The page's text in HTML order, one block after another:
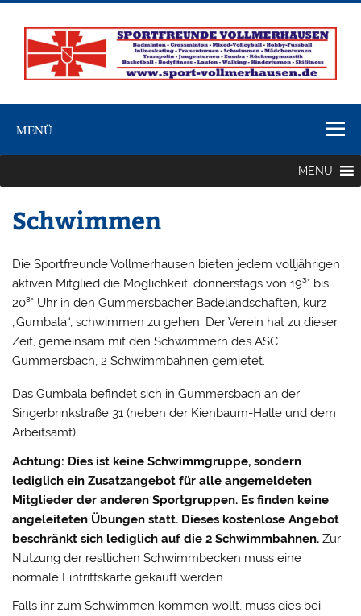
Zum
springen
Sportfreunde
1887/1908
Vollmerhausen
MENÜ
MENU
Schwimmen
Die Sportfreunde Vollmerhausen bieten jedem volljährigen
aktiven Mitglied die Möglichkeit, donnerstags von 19³° bis
20³° Uhr in den Gummersbacher Badelandschaften, kurz
„Gumbala“, schwimmen zu gehen. Der Verein hat zu dieser
Zeit, gemeinsam mit den Schwimmern des ASC
Gummersbach, 2 Schwimmbahnen gemietet.
Das Gumbala befindet sich in Gummersbach an der
Singerbrinkstraße 31 (neben der Kienbaum-Halle und dem
Arbeitsamt).
Achtung: Dies ist keine Schwimmgruppe, sondern
lediglich ein Zusatzangebot für alle angemeldeten
Mitglieder der anderen Sportgruppen. Es finden keine
angeleiteten Übungen statt. Dieses kostenlose Angebot
beschränkt sich lediglich auf die 2 Schwimmbahnen. Zur
Nutzung der restlichen Schwimmbecken muss eine
normale Eintrittskarte gekauft werden.
Falls ihr zum Schwimmen kommen wollt, muss dies bei